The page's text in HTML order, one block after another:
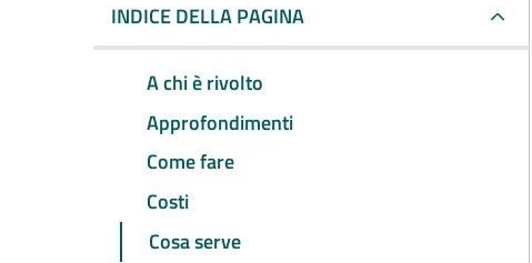
INDICE DELLA PAGINA
A chi è rivolto
Approfondimenti
Come fare
Costi
Cosa serve